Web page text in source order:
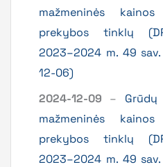
mažmeninės
prekybos tinklų
2023–2024 m. 49
12-06)
2024-12-09 –
mažmeninės
prekybos tinklų
2023–2024 m. 49